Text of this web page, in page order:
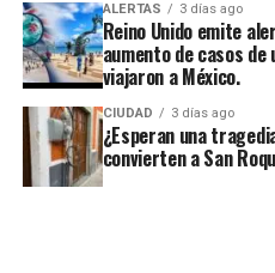
ALERTAS 3 días ago
Reino Unido emite
aumento de casos
viajaron a México.
CIUDAD 3 días ago
¿Esperan una
convierten a San